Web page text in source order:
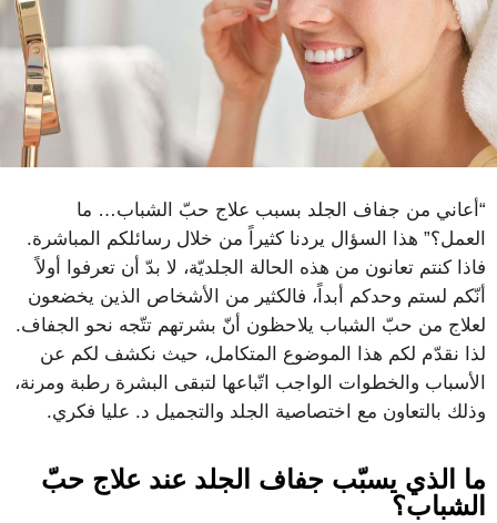
“أعاني من جفاف الجلد بسبب علاج حبّ الشباب… ما
العمل؟” هذا السؤال يردنا كثيراً من خلال رسائلكم المباشرة.
فاذا كنتم تعانون من هذه الحالة الجلديّة، لا بدّ أن تعرفوا أولاً
أنّكم لستم وحدكم أبداً، فالكثير من الأشخاص الذين يخضعون
لعلاج من حبّ الشباب يلاحظون أنّ بشرتهم تتّجه نحو الجفاف.
لذا نقدّم لكم هذا الموضوع المتكامل، حيث نكشف لكم عن
الأسباب والخطوات الواجب اتّباعها لتبقى البشرة رطبة ومرنة،
وذلك بالتعاون مع اختصاصية الجلد والتجميل د. عليا فكري.
ما الذي يسبّب جفاف الجلد عند علاج حبّ
الشباب؟